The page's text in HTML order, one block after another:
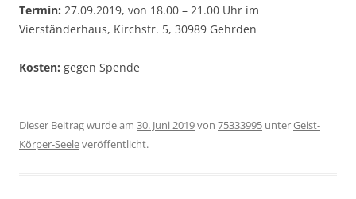
Termin: 27.09.2019, von 18.00 – 21.00 Uhr im
Vierständerhaus, Kirchstr. 5, 30989 Gehrden
Kosten: gegen Spende
Dieser Beitrag wurde am 30. Juni 2019von 75333995 unterGeist-
Körper-Seeleveröffentlicht.